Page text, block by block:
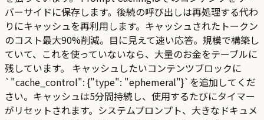
バーサイドに保存します。後続の呼び出しは再処理する代わ
りにキャッシュを再利用します。キャッシュされたトークン
のコスト最大90%削減。目に見えて速い応答。規模で構築し
ていて、これを使っていないなら、大量のお金をテーブルに
残しています。 キャッシュしたいコンテンツブロックに
`"cache_control": {"type": "ephemeral"}`を追加してくだ
さい。キャッシュは5分間持続し、使用するたびにタイマー
がリセットされます。システムプロンプト、大きなドキュメ